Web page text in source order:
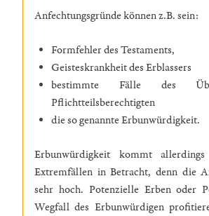
Anfechtungsgründe können z.B. sein:
Formfehler des Testaments,
Geisteskrankheit des Erblassers
bestimmte Fälle des
Pflichtteilsberechtigten
die so genannte Erbunwürdigkeit.
Erbunwürdigkeit kommt
Extremfällen in Betracht, denn die
sehr hoch. Potenzielle Erben oder
Wegfall des Erbunwürdigen